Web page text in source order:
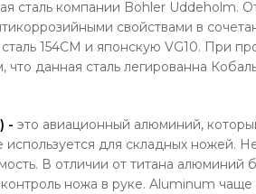
сталь компании Bohler Uddeholm.
свойствами в
154СМ и японскую VG10. При
данная сталь легированна
- это авиационный алюминий,
для складных ножей.
В отличии от титана
ножа в руке. Aluminum